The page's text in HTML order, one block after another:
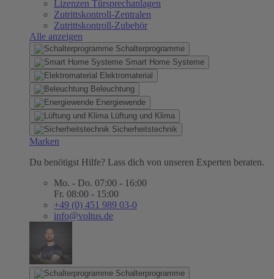
Lizenzen Türsprechanlagen
Zutrittskontroll-Zentralen
Zutrittskontroll-Zubehör
Alle anzeigen
Schalterprogramme
Smart Home Systeme
Elektromaterial
Beleuchtung
Energiewende
Lüftung und Klima
Sicherheitstechnik
Marken
Du benötigst Hilfe? Lass dich von unseren Experten beraten.
Mo. - Do. 07:00 - 16:00
Fr. 08:00 - 15:00
+49 (0) 451 989 03-0
info@voltus.de
Schalterprogramme